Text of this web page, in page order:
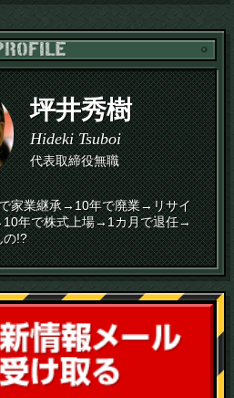
坪井秀樹
Hideki Tsuboi
代表取締役無職
家業継承→10年で廃業→リサイ
年で株式上場→1カ月で退任→
の!?